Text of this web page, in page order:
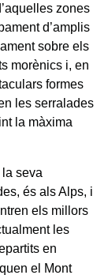
zones
d’amplis
sobre els
morènics i, en
formes
les serralades
la màxima
seva
és als Alps, i
els millors
les
en
el Mont